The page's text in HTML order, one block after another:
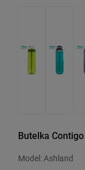
Butelka
Model: Ashland